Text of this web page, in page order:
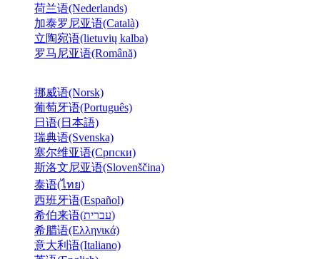
荷兰语(Nederlands)
加泰罗尼亚语(Català)
立陶宛语(lietuvių kalba)
罗马尼亚语(Română)
挪威语(Norsk)
葡萄牙语(Português)
日语(日本語)
瑞典语(Svenska)
塞尔维亚语(Српски)
斯洛文尼亚语(Slovenščina)
泰语(ไทย)
西班牙语(Español)
希伯来语(עברית)
希腊语(Ελληνικά)
意大利语(Italiano)